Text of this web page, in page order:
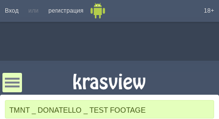
Вход или регистрация 18+
TMNT _ DONATELLO _ TEST FOOTAGE